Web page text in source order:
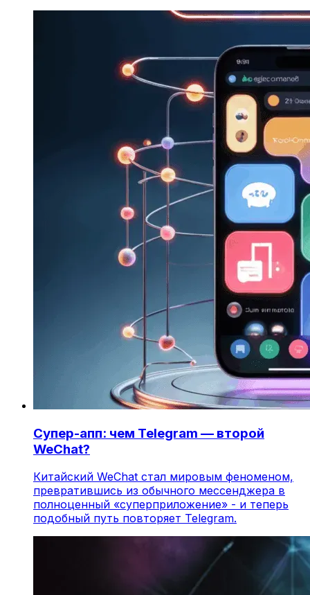
Супер-апп: чем Telegram — второй
WeChat?
Китайский WeChat стал мировым феноменом,
превратившись из обычного мессенджера в
полноценный «суперприложение» - и теперь
подобный путь повторяет Telegram.